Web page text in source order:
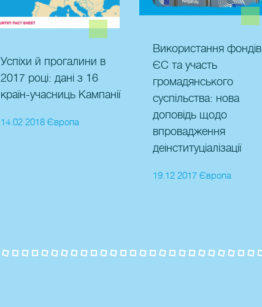
Успіхи й прогалини в
2017 році: дані з 16
країн-учасниць Кампанії
14.02 2018 Європа
Використання фондів
ЄС та участь
громадянського
суспільства: нова
доповідь щодо
впровадження
деінституціалізації
19.12 2017 Європа